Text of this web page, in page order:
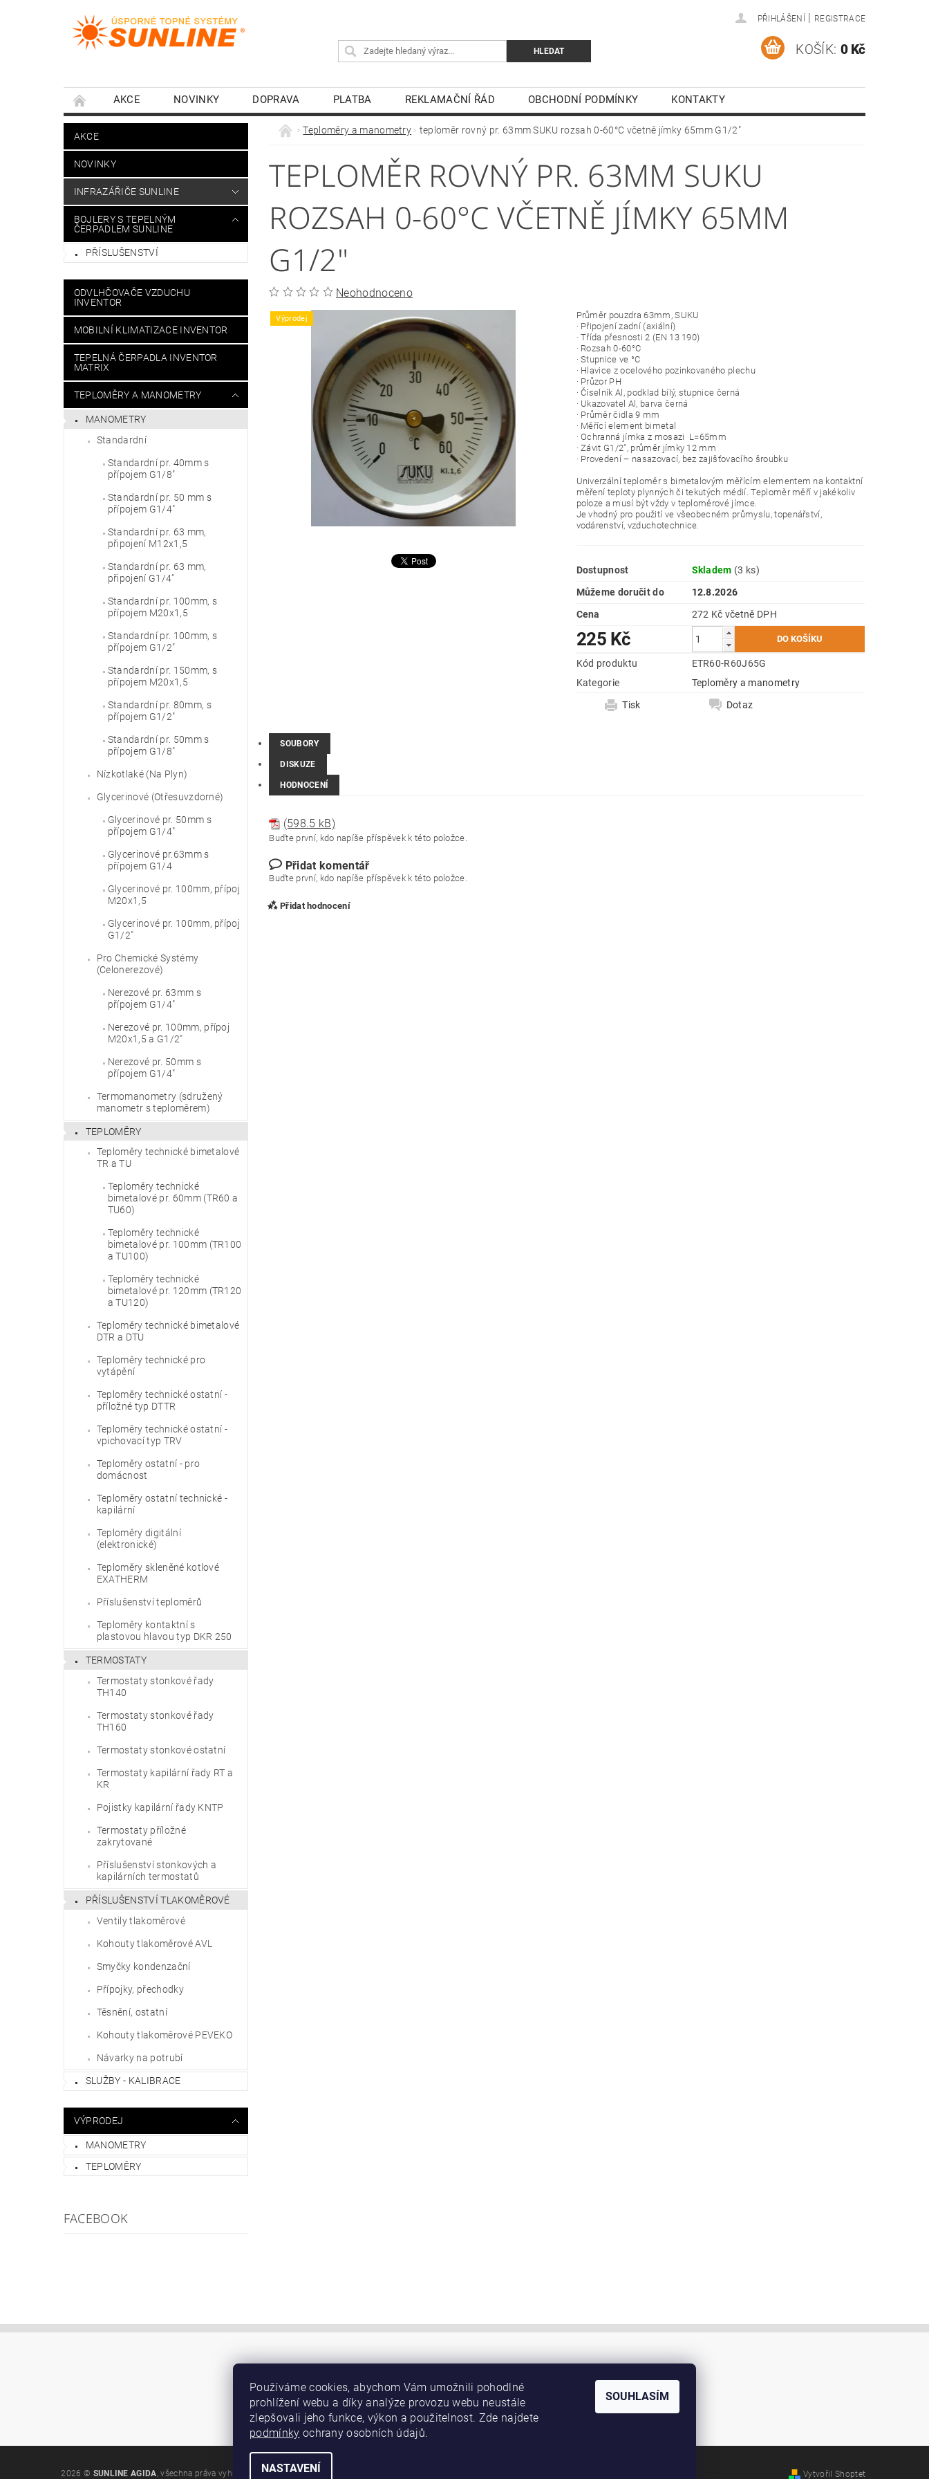
PŘIHLÁŠENÍ | REGISTRACE
KOŠÍK: 0 Kč
AKCE NOVINKY DOPRAVA PLATBA REKLAMAČNÍ ŘÁD OBCHODNÍ PODMÍNKY KONTAKTY
AKCE
NOVINKY
INFRAZÁŘIČE SUNLINE
BOJLERY S TEPELNÝM
ČERPADLEM SUNLINE
PŘÍSLUŠENSTVÍ
ODVLHČOVAČE VZDUCHU
INVENTOR
MOBILNÍ KLIMATIZACE INVENTOR
TEPELNÁ ČERPADLA INVENTOR
MATRIX
TEPLOMĚRY A MANOMETRY
MANOMETRY
Standardní
Standardní pr. 40mm s
přípojem G1/8"
Standardní pr. 50 mm s
přípojem G1/4"
Standardní pr. 63 mm,
připojení M12x1,5
Standardní pr. 63 mm,
připojení G1/4"
Standardní pr. 100mm, s
přípojem M20x1,5
Standardní pr. 100mm, s
přípojem G1/2"
Standardní pr. 150mm, s
přípojem M20x1,5
Standardní pr. 80mm, s
přípojem G1/2"
Standardní pr. 50mm s
přípojem G1/8"
Nízkotlaké (Na Plyn)
Glycerinové (Otřesuvzdorné)
Glycerinové pr. 50mm s
přípojem G1/4"
Glycerinové pr.63mm s
přípojem G1/4
Glycerinové pr. 100mm, přípoj
M20x1,5
Glycerinové pr. 100mm, přípoj
G1/2"
Pro Chemické Systémy
(Celonerezové)
Nerezové pr. 63mm s
přípojem G1/4"
Nerezové pr. 100mm, přípoj
M20x1,5 a G1/2"
Nerezové pr. 50mm s
přípojem G1/4"
Termomanometry (sdružený
manometr s teploměrem)
TEPLOMĚRY
Teploměry technické bimetalové
TR a TU
Teploměry technické
bimetalové pr. 60mm (TR60 a
TU60)
Teploměry technické
bimetalové pr. 100mm (TR100
a TU100)
Teploměry technické
bimetalové pr. 120mm (TR120
a TU120)
Teploměry technické bimetalové
DTR a DTU
Teploměry technické pro
vytápění
Teploměry technické ostatní -
příložné typ DTTR
Teploměry technické ostatní -
vpichovací typ TRV
Teploměry ostatní - pro
domácnost
Teploměry ostatní technické -
kapilární
Teploměry digitální
(elektronické)
Teploměry skleněné kotlové
EXATHERM
Příslušenství teploměrů
Teploměry kontaktní s
plastovou hlavou typ DKR 250
TERMOSTATY
Termostaty stonkové řady
TH140
Termostaty stonkové řady
TH160
Termostaty stonkové ostatní
Termostaty kapilární řady RT a
KR
Pojistky kapilární řady KNTP
Termostaty příložné
zakrytované
Příslušenství stonkových a
kapilárních termostatů
PŘÍSLUŠENSTVÍ TLAKOMĚROVÉ
Ventily tlakoměrové
Kohouty tlakoměrové AVL
Smyčky kondenzační
Přípojky, přechodky
Těsnění, ostatní
Kohouty tlakoměrové PEVEKO
Návarky na potrubí
SLUŽBY - KALIBRACE
VÝPRODEJ
MANOMETRY
TEPLOMĚRY
FACEBOOK
Teploměry a manometry teploměr rovný pr. 63mm SUKU rozsah 0-60°C včetně jímky 65mm G1/2"
TEPLOMĚR ROVNÝ PR. 63MM SUKU
ROZSAH 0-60°C VČETNĚ JÍMKY 65MM
G1/2"
Neohodnoceno
Výprodej
Průměr pouzdra 63mm, SUKU
· Připojení zadní (axiální)
· Třída přesnosti 2 (EN 13 190)
· Rozsah 0-60°C
· Stupnice ve °C
· Hlavice z ocelového pozinkovaného plechu
· Průzor PH
· Číselník Al, podklad bílý, stupnice černá
· Ukazovatel Al, barva černá
· Průměr čidla 9 mm
· Měřící element bimetal
· Ochranná jímka z mosazi L=65mm
· Závit G1/2", průměr jímky 12 mm
· Provedení – nasazovací, bez zajišťovacího šroubku
Univerzální teploměr s bimetalovým měřícím elementem na kontaktní
měření teploty plynných či tekutých médií. Teploměr měří v jakékoliv
poloze a musí být vždy v teploměrové jímce.
Je vhodný pro použití ve všeobecném průmyslu, topenářství,
vodárenství, vzduchotechnice.
Dostupnost Skladem (3 ks)
Můžeme doručit do
12.8.2026
Cena
272 Kč včetně DPH
225 Kč
Kód produktu
ETR60-R60J65G
Kategorie
Teploměry a manometry
Tisk
Dotaz
SOUBORY
DISKUZE
HODNOCENÍ
(598.5 kB)
Buďte první, kdo napíše příspěvek k této položce.
Přidat komentář
Buďte první, kdo napíše příspěvek k této položce.
Přidat hodnocení
2026 © SUNLINE AGIDA, všechna práva vyhrazena Vytvořil Shoptet
Používáme cookies, abychom Vám umožnili pohodlné
prohlížení webu a díky analýze provozu webu neustále
zlepšovali jeho funkce, výkon a použitelnost. Zde najdete
podmínky ochrany osobních údajů.
NASTAVENÍ
SOUHLASÍM